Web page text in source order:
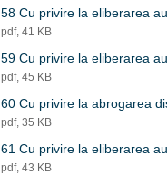
58 Cu privire la eliberarea
pdf, 41 KB
59 Cu privire la eliberarea
pdf, 45 KB
60 Cu privire la abrogarea
pdf, 35 KB
61 Cu privire la eliberarea
pdf, 43 KB